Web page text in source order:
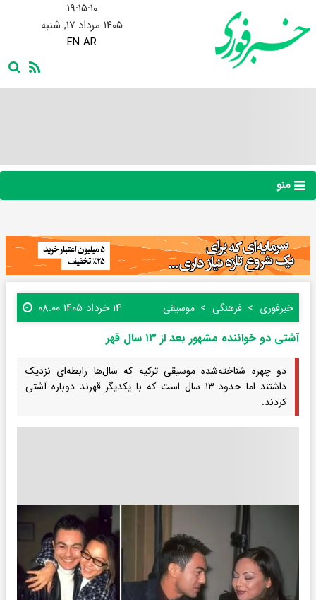
۱۹:۱۵:۱۱
۱۴۰۵ مرداد ۱۷, شنبه
EN AR
منو
خبرفوری فرهنگی موسیقی ۱۴ خرداد ۱۴۰۵ ۰۸:۰۰
آشتی دو خواننده مشهور بعد از ۱۳ سال قهر
دو چهره شناخته‌شده موسیقی ترکیه که سال‌ها رابطه‌ای نزدیک
داشتند اما حدود ۱۳ سال است که با یکدیگر قهرند دوباره آشتی
کردند.